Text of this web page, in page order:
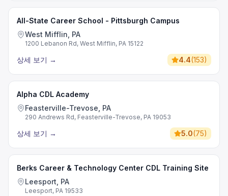
All-State Career School - Pittsburgh Campus
West Mifflin, PA
1200 Lebanon Rd, West Mifflin, PA 15122
상세 보기 → 4.4(153)
Alpha CDL Academy
Feasterville-Trevose, PA
290 Andrews Rd, Feasterville-Trevose, PA 19053
상세 보기 → 5.0(75)
Berks Career & Technology Center CDL Training Site
Leesport, PA
Leesport, PA 19533